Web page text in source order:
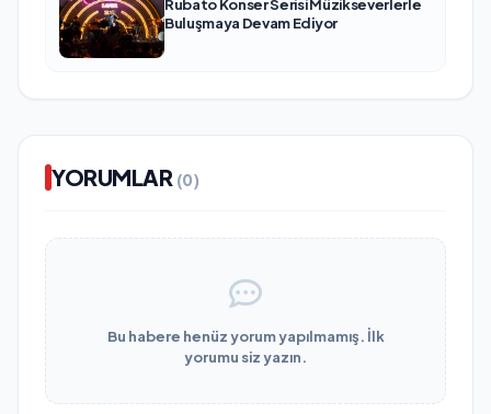
Rubato Konser Serisi Müzikseverlerle
Buluşmaya Devam Ediyor
YORUMLAR (0)
Bu habere henüz yorum yapılmamış. İlk
yorumu siz yazın.